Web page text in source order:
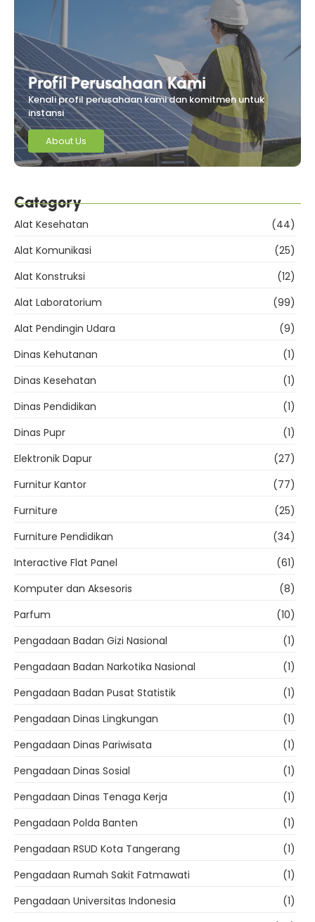
Profil Perusahaan Kami
Kenali profil perusahaan kami dan komitmen untuk
instansi
About Us
Category
Alat Kesehatan
(44)
Alat Komunikasi
(25)
Alat Konstruksi
(12)
Alat Laboratorium
(99)
Alat Pendingin Udara
(9)
Dinas Kehutanan
(1)
Dinas Kesehatan
(1)
Dinas Pendidikan
(1)
Dinas Pupr
(1)
Elektronik Dapur
(27)
Furnitur Kantor
(77)
Furniture
(25)
Furniture Pendidikan
(34)
Interactive Flat Panel
(61)
Komputer dan Aksesoris
(8)
Parfum
(10)
Pengadaan Badan Gizi Nasional
(1)
Pengadaan Badan Narkotika Nasional
(1)
Pengadaan Badan Pusat Statistik
(1)
Pengadaan Dinas Lingkungan
(1)
Pengadaan Dinas Pariwisata
(1)
Pengadaan Dinas Sosial
(1)
Pengadaan Dinas Tenaga Kerja
(1)
Pengadaan Polda Banten
(1)
Pengadaan RSUD Kota Tangerang
(1)
Pengadaan Rumah Sakit Fatmawati
(1)
Pengadaan Universitas Indonesia
(1)